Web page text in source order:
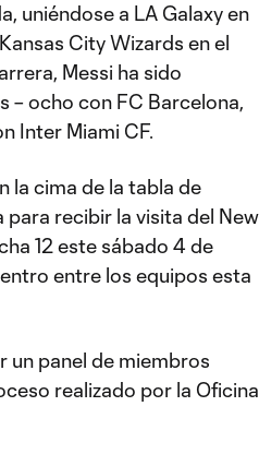
uniéndose a LA Galaxy en
City Wizards en el
Messi ha sido
– ocho con FC Barcelona,
Inter Miami CF.
la cima de la tabla de
recibir la visita del New
12 este sábado 4 de
entre los equipos esta
un panel de miembros
realizado por la Oficina